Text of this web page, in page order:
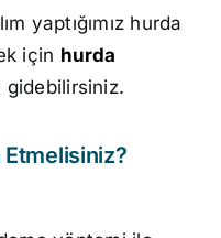
yaptığımız hurda
için hurda
gidebilirsiniz.